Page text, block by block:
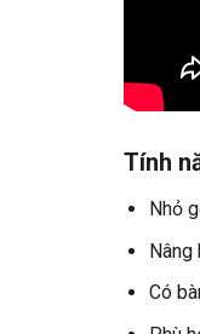
Tính
Nhỏ
Nâng
Có